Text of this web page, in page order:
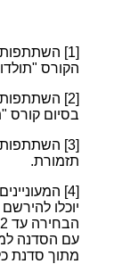
[1]
הקורס
[2]
השתתפות
בסיום קורס
[3]
השתתפות
תזמורת.
[4]
יוכלו
עם הסדנה
מתוך סדנת